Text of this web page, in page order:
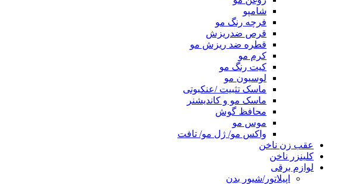
شامپو
فرچه رنگ مو
قرص ضدریزش
قطره ضد ریزش مو
کرم مو
کیت رنگ مو
لوسیون مو
ماسک تثبیت /عنکبوتی
ماسک مو و کاندیشنر
محافظ گوش
موس مو
واکس مو/ ژل مو/ تافت
عقب زن ناخن
کلینزر ناخن
لوازم برقی
اپیلاتور/شیور بدن